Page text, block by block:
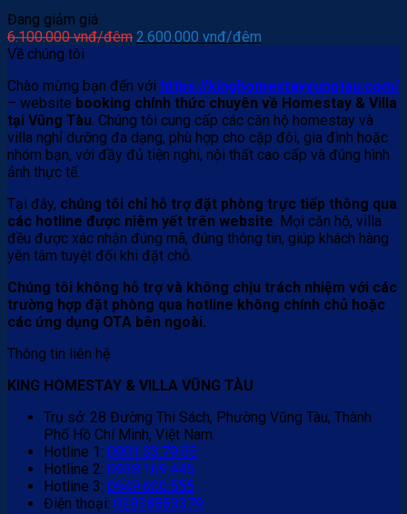
Đang giảm giá
6.100.000vnđ/đêm Giá
6.100.000 vnđ/
đêm.
2.600.000 vnđ/đêm
là:
2.600.000 vnđ/
đêm.
Về chúng tôi
Chào mừng bạn đến với https://kinghomestayvungtau.com/
– website booking chính thức chuyên về Homestay & Villa
tại Vũng Tàu. Chúng tôi cung cấp các căn hộ homestay và
villa nghỉ dưỡng đa dạng, phù hợp cho cặp đôi, gia đình hoặc
nhóm bạn, với đầy đủ tiện nghi, nội thất cao cấp và đúng hình
ảnh thực tế.
Tại đây, chúng tôi chỉ hỗ trợ đặt phòng trực tiếp thông qua
các hotline được niêm yết trên website. Mọi căn hộ, villa
đều được xác nhận đúng mã, đúng thông tin, giúp khách hàng
yên tâm tuyệt đối khi đặt chỗ.
Chúng tôi không hỗ trợ và không chịu trách nhiệm với các
trường hợp đặt phòng qua hotline không chính chủ hoặc
các ứng dụng OTA bên ngoài.
Thông tin liên hệ
KING HOMESTAY & VILLA VŨNG TÀU
Trụ sở: 28 Đường Thi Sách, Phường Vũng Tàu, Thành
Phố Hồ Chí Minh, Việt Nam.
Hotline 1: 0901.33.79.55
Hotline 2: 0938.169.445
Hotline 3: 0949.600.555
Điện thoại: 02838883379